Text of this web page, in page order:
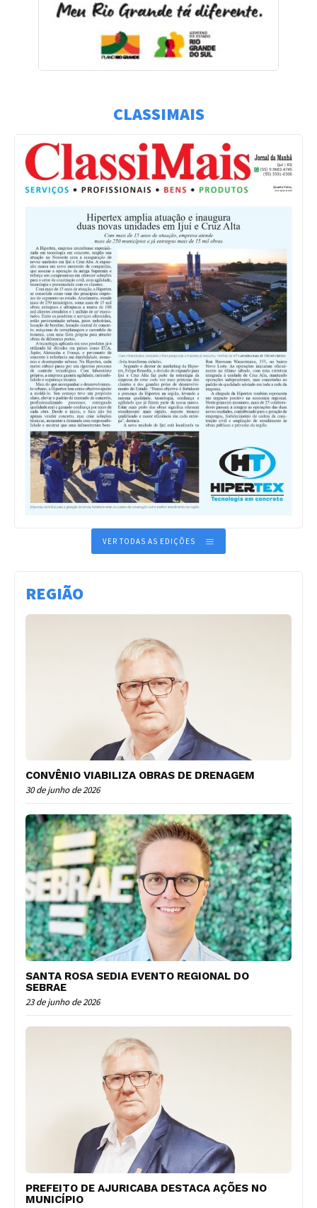
CLASSIMAIS
VER TODAS AS EDIÇÕES
REGIÃO
CONVÊNIO VIABILIZA OBRAS DE DRENAGEM
30 de junho de 2026
SANTA ROSA SEDIA EVENTO REGIONAL DO
SEBRAE
23 de junho de 2026
PREFEITO DE AJURICABA DESTACA AÇÕES NO
MUNICÍPIO